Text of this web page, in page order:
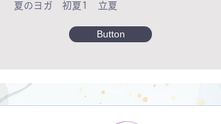
夏のヨガ 初夏1 立夏
Button